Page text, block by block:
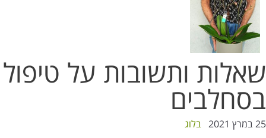
שאלות ותשובות על טיפול
בסחלבים
25 במרץ 2021
בלוג